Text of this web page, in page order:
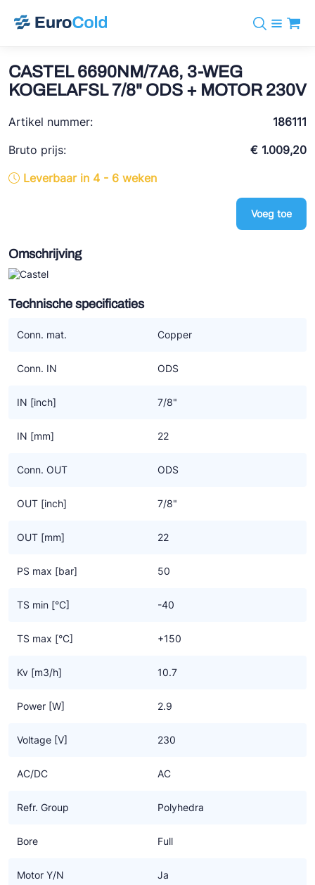
info@eurocold.nl
Merken
BOCK
REFFLEX®
Johnson Controls
Doucette Industries
Koudemiddelen
Diensten
Nieuws
Over ons
CASTEL 6690NM/7A6, 3-WEG
KOGELAFSL 7/8" ODS + MOTOR 230V
Artikel nummer:
186111
Bruto prijs:
€ 1.009,20
Leverbaar in 4 - 6 weken
Voeg toe
Omschrijving
Technische specificaties
Conn. mat. Copper
Conn. IN ODS
IN [inch] 7/8"
IN [mm] 22
Conn. OUT ODS
OUT [inch] 7/8"
OUT [mm] 22
PS max [bar] 50
TS min [°C] -40
TS max [°C] +150
Kv [m3/h] 10.7
Power [W] 2.9
Voltage [V] 230
AC/DC AC
Refr. Group Polyhedra
Bore Full
Motor Y/N Ja